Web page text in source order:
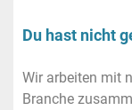
Du hast nicht
Wir arbeiten mit
Branche